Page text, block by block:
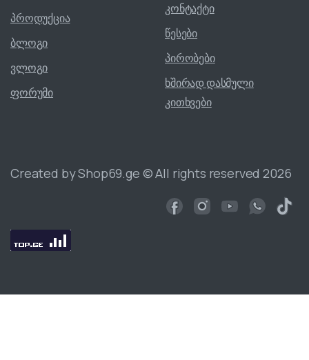
პროდუქცია
ბლოგი
ვლოგი
ფორუმი
კონტაქტი
წესები
პირობები
ხშირად დასმული
კითხვები
Created by Shop69.ge © All rights reserved 2026